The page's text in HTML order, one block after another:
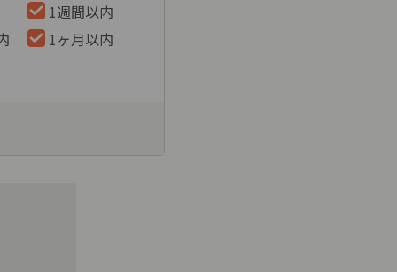
1週間以内
1ヶ月以内